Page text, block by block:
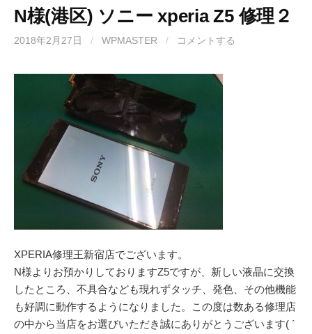
N様(港区) ソニー xperia Z5 修理２
2018年2月27日 / WPMASTER / コメントする
XPERIA修理王新宿店でございます。
N様よりお預かりしておりますZ5ですが、新しい液晶に交換
したところ、不具合なども現れずタッチ、発色、その他機能
も好調に動作するようになりました。この度は数ある修理店
の中から当店をお選びいただき誠にありがとうございます( ´